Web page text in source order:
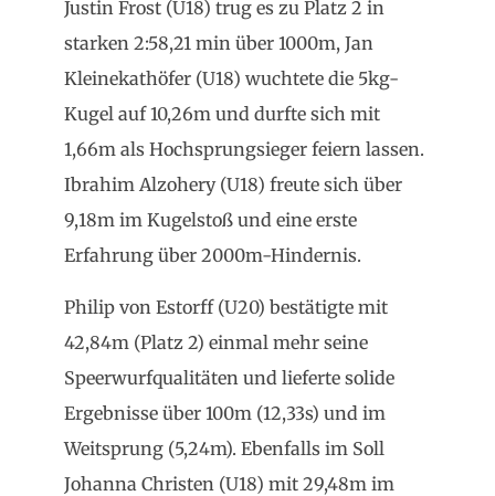
Justin Frost (U18) trug es zu Platz 2 in
starken 2:58,21 min über 1000m, Jan
Kleinekathöfer (U18) wuchtete die 5kg-
Kugel auf 10,26m und durfte sich mit
1,66m als Hochsprungsieger feiern lassen.
Ibrahim Alzohery (U18) freute sich über
9,18m im Kugelstoß und eine erste
Erfahrung über 2000m-Hindernis.
Philip von Estorff (U20) bestätigte mit
42,84m (Platz 2) einmal mehr seine
Speerwurfqualitäten und lieferte solide
Ergebnisse über 100m (12,33s) und im
Weitsprung (5,24m). Ebenfalls im Soll
Johanna Christen (U18) mit 29,48m im